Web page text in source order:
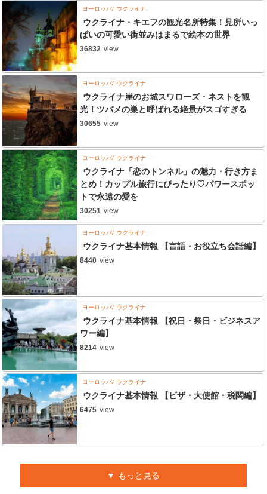
ヨーロッパ ウクライナ
ウクライナ・キエフの観光名所特集！見所いっ
ぱいの可愛い街並みはまるで絵本の世界
36832 view
ヨーロッパ ウクライナ
ウクライナ崖のお城スワローズ・ネストを観
光！ツバメの巣と呼ばれる絶景がスゴすぎる
30655 view
ヨーロッパ ウクライナ
ウクライナ「恋のトンネル」の魅力・行き方ま
とめ！カップル旅行にぴったり♡パワースポッ
トで永遠の愛を
30251 view
ヨーロッパ ウクライナ
ウクライナ基本情報 【言語・お役立ち会話編】
8440 view
ヨーロッパ ウクライナ
ウクライナ基本情報 【祝日・祭日・ビジネスア
ワー編】
8214 view
ヨーロッパ ウクライナ
ウクライナ基本情報 【ビザ・大使館・税関編】
6475 view
もっと見る